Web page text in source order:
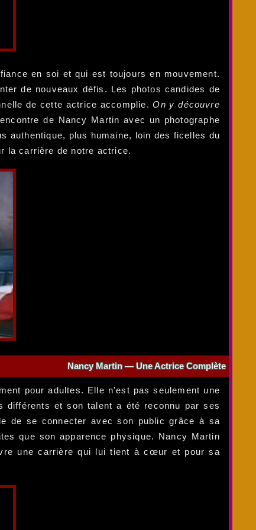
en soi et qui est toujours en mouvement.
de nouveaux défis. Les photos candides de
de cette actrice accomplie.On y découvre
de Nancy Martin avec un photographe
authentique, plus humaine, loin des ficelles du
la carrière de notre actrice.
Nancy Martin — Une Actrice Complète
pour adultes. Elle n'est pas seulement une
différents et son talent a été reconnu par ses
de se connecter avec son public grâce à sa
que son apparence physique. Nancy Martin
une carrière qui lui tient à cœur et pour sa